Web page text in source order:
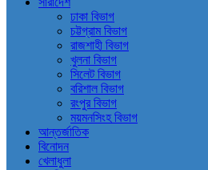
ঢাকা বিভাগ
চট্টগ্রাম বিভাগ
রাজশাহী বিভাগ
খুলনা বিভাগ
সিলেট বিভাগ
বরিশাল বিভাগ
রংপুর বিভাগ
ময়মনসিংহ বিভাগ
আন্তর্জাতিক
বিনোদন
খেলাধুলা